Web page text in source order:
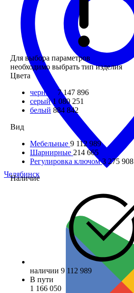
Челябинск
Для выбора параметров
необходимо выбрать тип изделия
Цвета
черный
7 147 896
серый 1 080 251
белый 884 842
Вид
Мебельные 9 112 989
Шарнирные 214 665
Регулировка ключом3 275 908
Наличие
наличии 9 112 989
В пути
1 166 050